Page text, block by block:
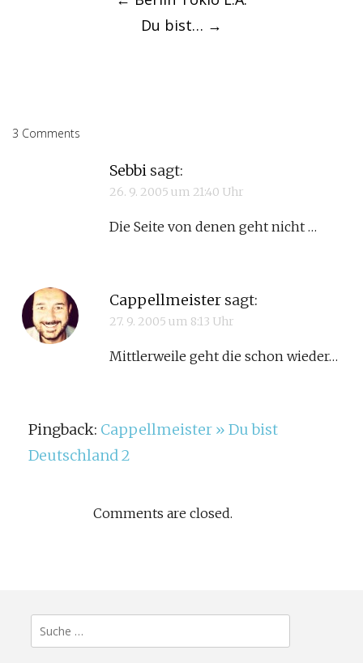
Du bist… →
3 Comments
Sebbi sagt:
26. 9. 2005 um 21:40 Uhr
Die Seite von denen geht nicht …
Cappellmeister sagt:
27. 9. 2005 um 8:13 Uhr
Mittlerweile geht die schon wieder…
Pingback: Cappellmeister » Du bist
Deutschland 2
Comments are closed.
Suche
nach: